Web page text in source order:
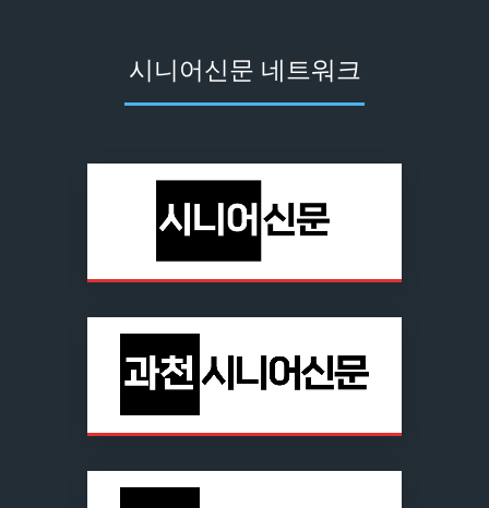
시니어신문 네트워크